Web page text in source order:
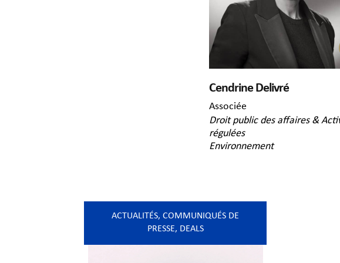
Cendrine Delivré
Associée
Droit public des affaires &
régulées
Environnement
ACTUALITÉS,COMMUNIQUÉS DE
PRESSE, DEALS